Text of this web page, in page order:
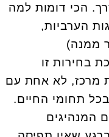
הכי דומות למה
הערביות,
ממנה)
בחירות זו
מרכז, לא אחת עם
תחומי החיים.
המנהיגים